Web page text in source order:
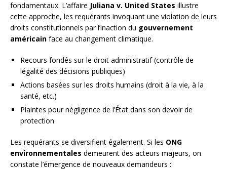
fondamentaux. L’affaire Juliana v. United States illustre
cette approche, les requérants invoquant une violation de leurs
droits constitutionnels par l’inaction du gouvernement
américain face au changement climatique.
Recours fondés sur le droit administratif (contrôle de
légalité des décisions publiques)
Actions basées sur les droits humains (droit à la vie, à la
santé, etc.)
Plaintes pour négligence de l’État dans son devoir de
protection
Les requérants se diversifient également. Si les ONG
environnementales demeurent des acteurs majeurs, on
constate l’émergence de nouveaux demandeurs :